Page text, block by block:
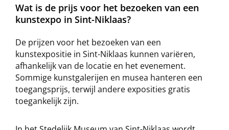
Wat is de prijs voor het bezoeken van een
kunstexpo in Sint-Niklaas?
De prijzen voor het bezoeken van een
kunstexpositie in Sint-Niklaas kunnen variëren,
afhankelijk van de locatie en het evenement.
Sommige kunstgalerijen en musea hanteren een
toegangsprijs, terwijl andere exposities gratis
toegankelijk zijn.